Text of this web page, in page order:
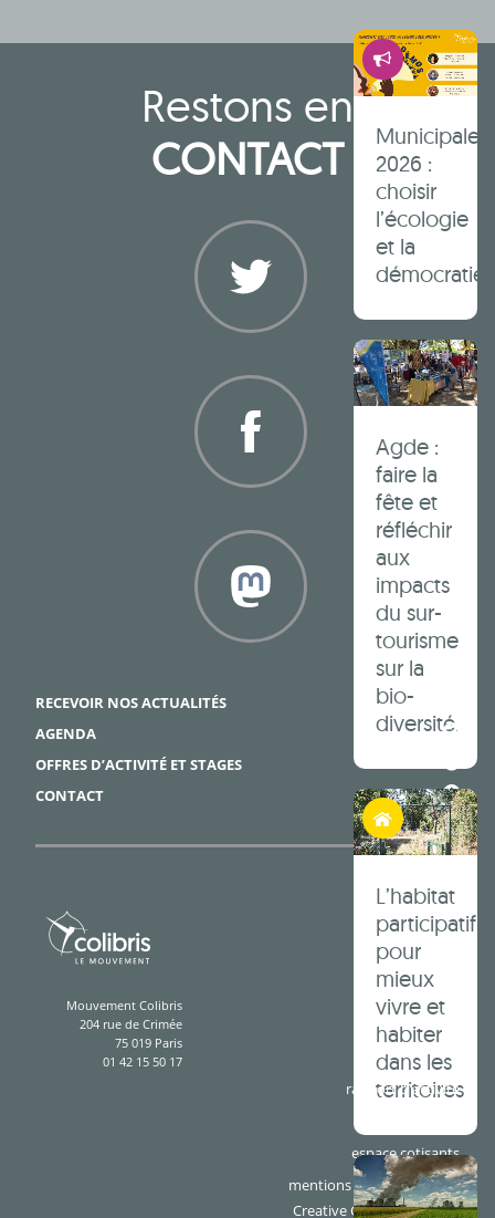
Municipales
2026 :
choisir
l’écologie
et la
démocratie
Agde :
faire la
fête et
réfléchir
aux
impacts
du sur-
tourisme
sur la
bio-
diversité.
Habiter autrement
L’habitat
participatif
pour
mieux
vivre et
habiter
dans les
territoires
Restons en
CONTACT
Mouvement Colibris
204 rue de Crimée
75 019 Paris
01 42 15 50 17
RECEVOIR NOS ACTUALITÉS
AGENDA
OFFRES D’ACTIVITÉ ET STAGES
CONTACT
Creative Commons BY-SA
rapport d'activité
espace cotisants
mentions légales & crédits